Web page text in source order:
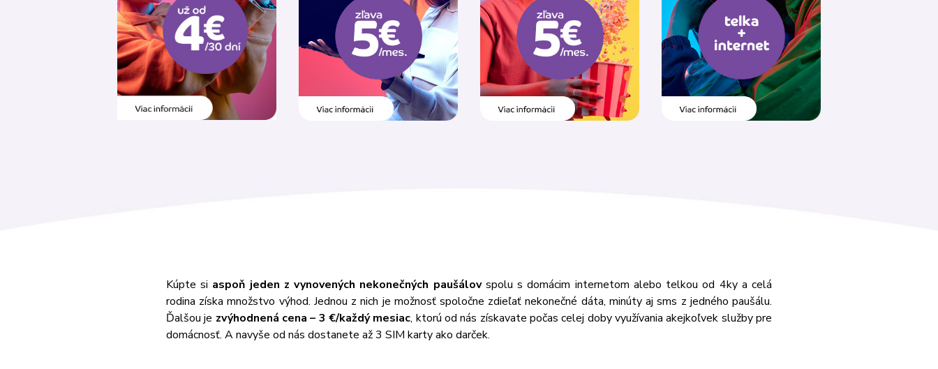
Kúpte si aspoň jeden z vynovených nekonečných paušálov spolu s domácim internetom alebo telkou od 4ky a celá
rodina získa množstvo výhod. Jednou z nich je možnosť spoločne zdieľať nekonečné dáta, minúty aj sms z jedného paušálu.
Ďalšou je zvýhodnená cena – 3 €/každý mesiac, ktorú od nás získavate počas celej doby využívania akejkoľvek služby pre
domácnosť. A navyše od nás dostanete až 3 SIM karty ako darček.